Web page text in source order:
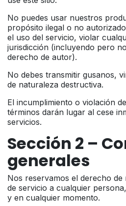
No puedes usar nuestros
propósito ilegal o no
el uso del servicio, violar
jurisdicción (incluyendo pero
derecho de autor).
No debes transmitir gusanos,
de naturaleza destructiva.
El incumplimiento o violación
términos darán lugar al cese
servicios.
Sección 2 –
generales
Nos reservamos el derecho
de servicio a cualquier
y en cualquier momento.